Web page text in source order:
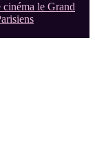
cinéma le Grand